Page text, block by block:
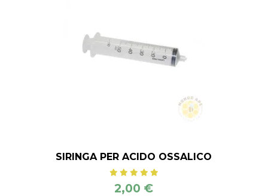
SIRINGA PER ACIDO OSSALICO
2,00 €